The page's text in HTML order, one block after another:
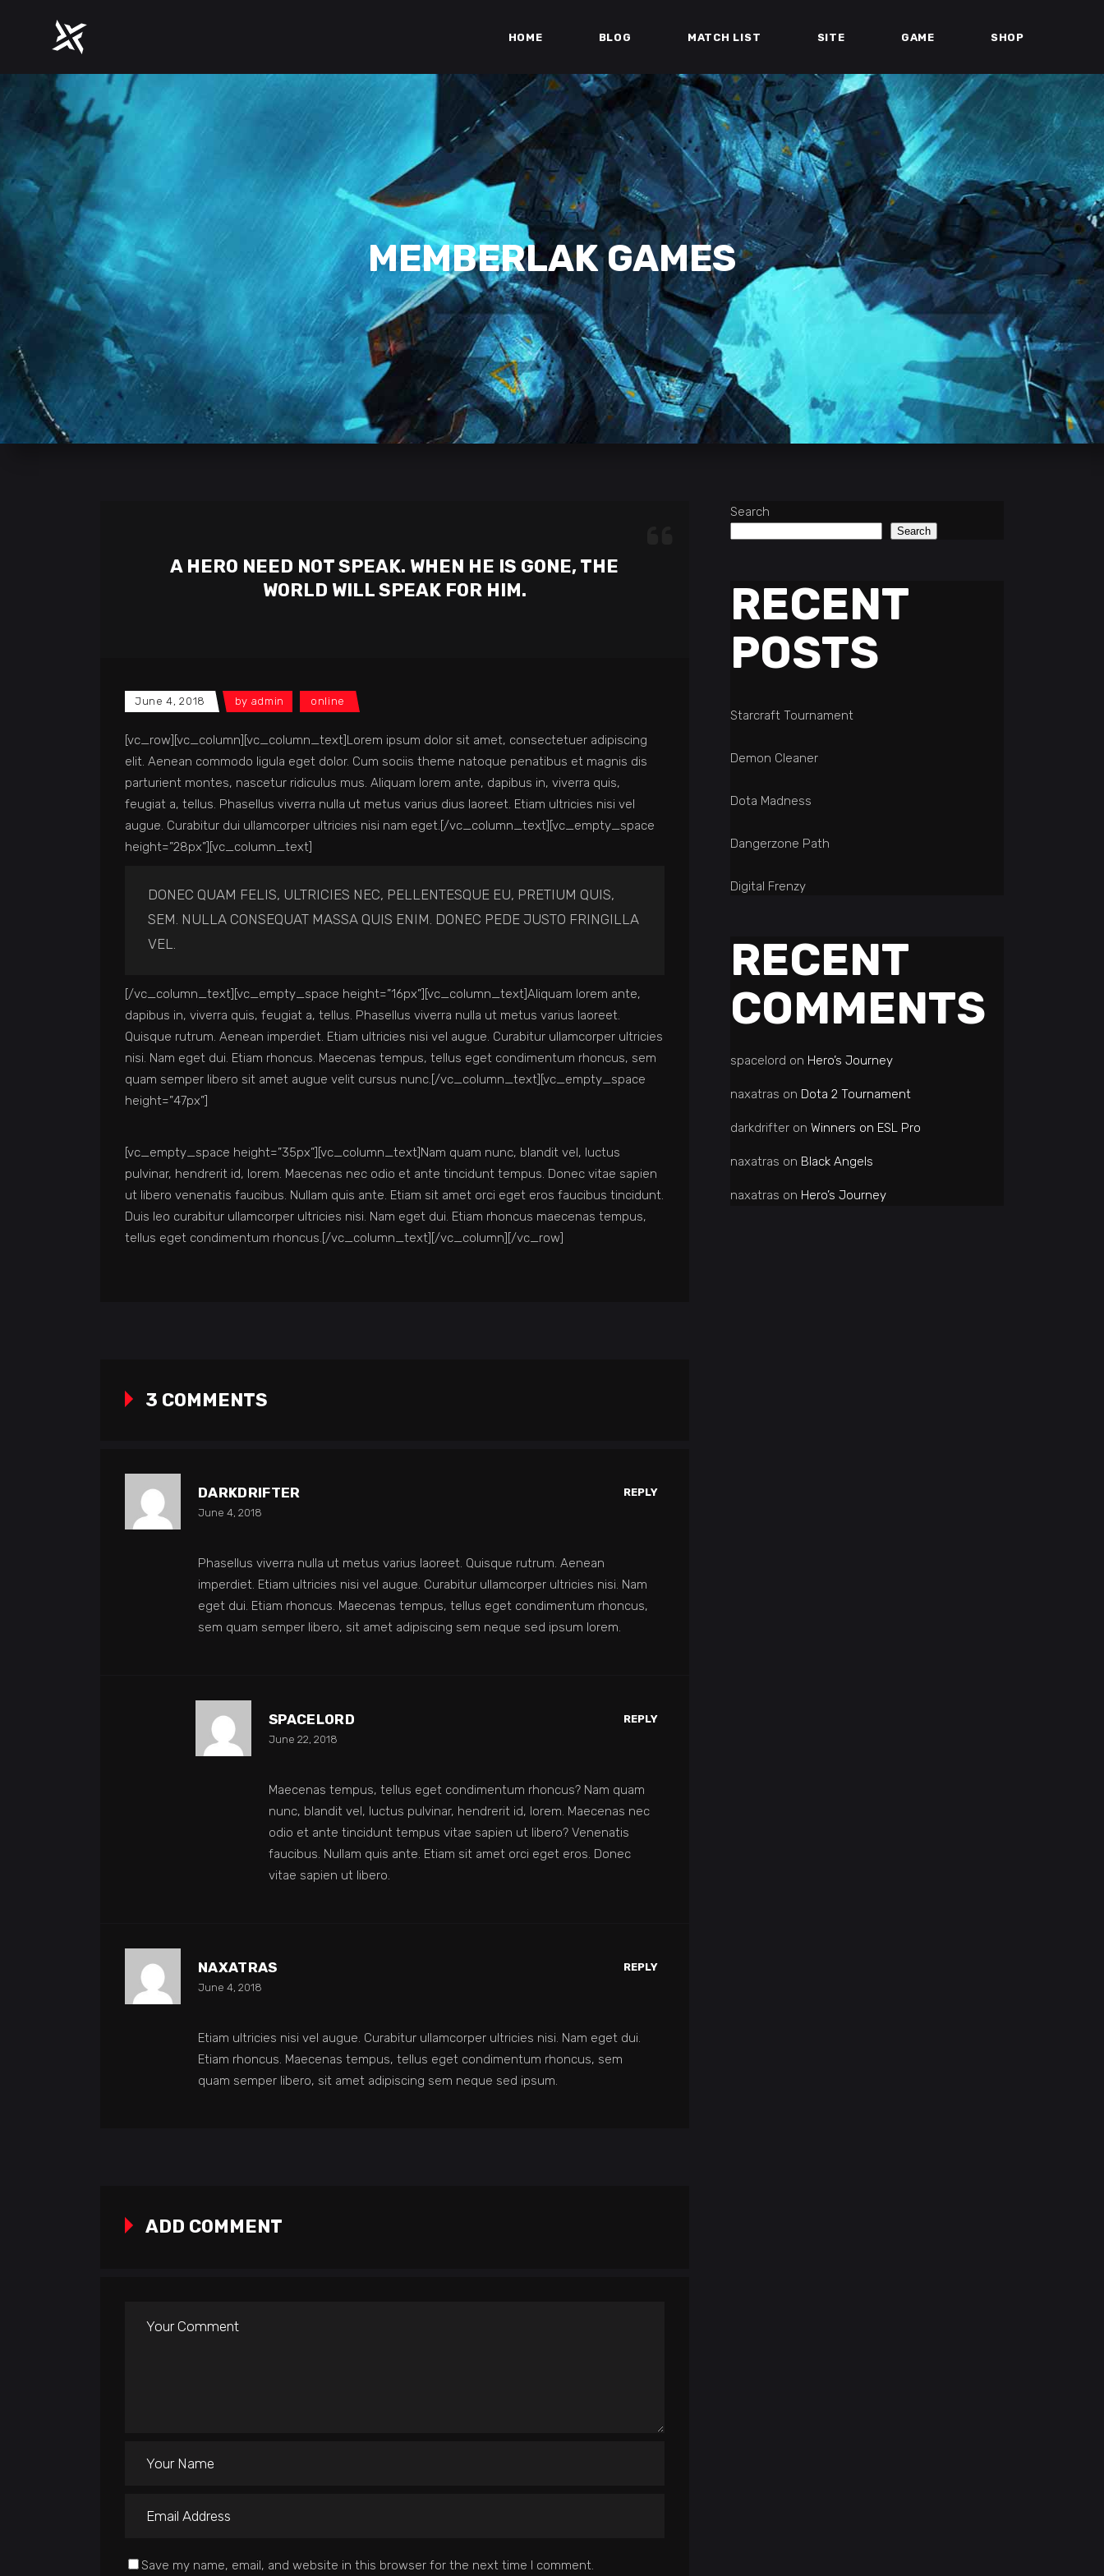
HOME BLOG MATCH LIST SITE GAME SHOP
MEMBERLAK GAMES
A HERO NEED NOT SPEAK. WHEN HE IS GONE, THE
WORLD WILL SPEAK FOR HIM.
June 4, 2018 by admin online
[vc_row][vc_column][vc_column_text]Lorem ipsum dolor sit amet, consectetuer adipiscing
elit. Aenean commodo ligula eget dolor. Cum sociis theme natoque penatibus et magnis dis
parturient montes, nascetur ridiculus mus. Aliquam lorem ante, dapibus in, viverra quis,
feugiat a, tellus. Phasellus viverra nulla ut metus varius dius laoreet. Etiam ultricies nisi vel
augue. Curabitur dui ullamcorper ultricies nisi nam eget.[/vc_column_text][vc_empty_space
height=”28px”][vc_column_text]
DONEC QUAM FELIS, ULTRICIES NEC, PELLENTESQUE EU, PRETIUM QUIS,
SEM. NULLA CONSEQUAT MASSA QUIS ENIM. DONEC PEDE JUSTO FRINGILLA
VEL.
[/vc_column_text][vc_empty_space height=”16px”][vc_column_text]Aliquam lorem ante,
dapibus in, viverra quis, feugiat a, tellus. Phasellus viverra nulla ut metus varius laoreet.
Quisque rutrum. Aenean imperdiet. Etiam ultricies nisi vel augue. Curabitur ullamcorper ultricies
nisi. Nam eget dui. Etiam rhoncus. Maecenas tempus, tellus eget condimentum rhoncus, sem
quam semper libero sit amet augue velit cursus nunc.[/vc_column_text][vc_empty_space
height=”47px”]
[vc_empty_space height=”35px”][vc_column_text]Nam quam nunc, blandit vel, luctus
pulvinar, hendrerit id, lorem. Maecenas nec odio et ante tincidunt tempus. Donec vitae sapien
ut libero venenatis faucibus. Nullam quis ante. Etiam sit amet orci eget eros faucibus tincidunt.
Duis leo curabitur ullamcorper ultricies nisi. Nam eget dui. Etiam rhoncus maecenas tempus,
tellus eget condimentum rhoncus.[/vc_column_text][/vc_column][/vc_row]
3 COMMENTS
DARKDRIFTER
REPLY
June 4, 2018
Phasellus viverra nulla ut metus varius laoreet. Quisque rutrum. Aenean
imperdiet. Etiam ultricies nisi vel augue. Curabitur ullamcorper ultricies nisi. Nam
eget dui. Etiam rhoncus. Maecenas tempus, tellus eget condimentum rhoncus,
sem quam semper libero, sit amet adipiscing sem neque sed ipsum lorem.
SPACELORD
REPLY
June 22, 2018
Maecenas tempus, tellus eget condimentum rhoncus? Nam quam
nunc, blandit vel, luctus pulvinar, hendrerit id, lorem. Maecenas nec
odio et ante tincidunt tempus vitae sapien ut libero? Venenatis
faucibus. Nullam quis ante. Etiam sit amet orci eget eros. Donec
vitae sapien ut libero.
NAXATRAS
REPLY
June 4, 2018
Etiam ultricies nisi vel augue. Curabitur ullamcorper ultricies nisi. Nam eget dui.
Etiam rhoncus. Maecenas tempus, tellus eget condimentum rhoncus, sem
quam semper libero, sit amet adipiscing sem neque sed ipsum.
ADD COMMENT
Save my name, email, and website in this browser for the next time I comment.
Search
Search
RECENT
POSTS
Starcraft Tournament
Demon Cleaner
Dota Madness
Dangerzone Path
Digital Frenzy
RECENT
COMMENTS
spacelord on Hero’s Journey
naxatras on Dota 2 Tournament
darkdrifteron Winners on ESL Pro
naxatras on Black Angels
naxatras on Hero’s Journey